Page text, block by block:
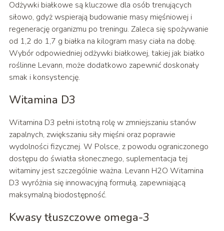
Odżywki białkowe są kluczowe dla osób trenujących
siłowo, gdyż wspierają budowanie masy mięśniowej i
regenerację organizmu po treningu. Zaleca się spożywanie
od 1,2 do 1,7 g białka na kilogram masy ciała na dobę.
Wybór odpowiedniej odżywki białkowej, takiej jak białko
roślinne Levann, może dodatkowo zapewnić doskonały
smak i konsystencję.
Witamina D3
Witamina D3 pełni istotną rolę w zmniejszaniu stanów
zapalnych, zwiększaniu siły mięśni oraz poprawie
wydolności fizycznej. W Polsce, z powodu ograniczonego
dostępu do światła słonecznego, suplementacja tej
witaminy jest szczególnie ważna. Levann H2O Witamina
D3 wyróżnia się innowacyjną formułą, zapewniającą
maksymalną biodostępność.
Kwasy tłuszczowe omega-3